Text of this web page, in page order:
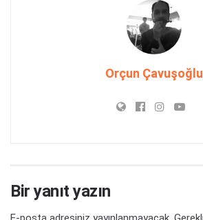
Orçun Çavuşoğlu
Bir yanıt yazın